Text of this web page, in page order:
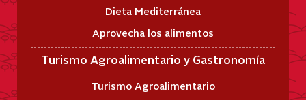
Dieta Mediterránea
Aprovecha los alimentos
Turismo Agroalimentario y Gastronomía
Turismo Agroalimentario